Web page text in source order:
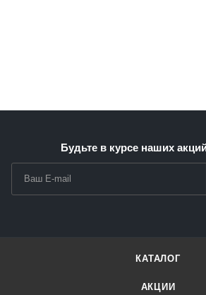
Будьте в курсе наших
КАТАЛОГ
АКЦИИ